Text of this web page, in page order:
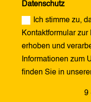
Datenschutz
Ich stimme zu,
Kontaktformular
erhoben und
Informationen zum
finden Sie in
9